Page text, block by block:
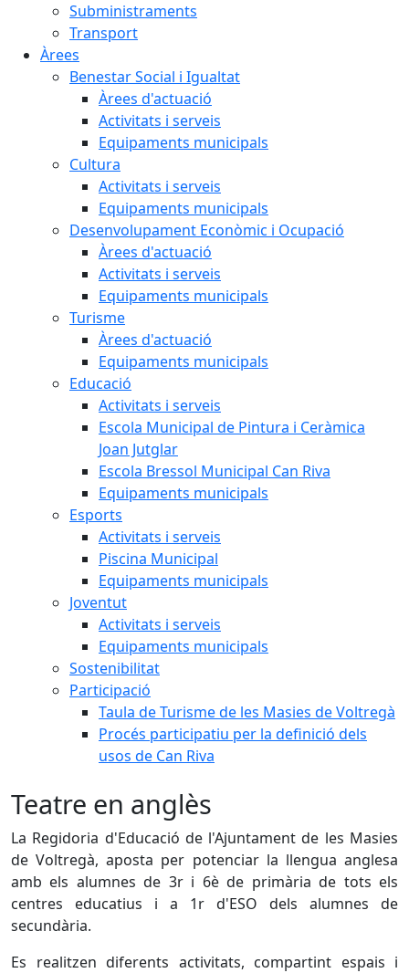
Subministraments
Transport
Àrees
Benestar Social i Igualtat
Àrees d'actuació
Activitats i serveis
Equipaments municipals
Cultura
Activitats i serveis
Equipaments municipals
Desenvolupament Econòmic i Ocupació
Àrees d'actuació
Activitats i serveis
Equipaments municipals
Turisme
Àrees d'actuació
Equipaments municipals
Educació
Activitats i serveis
Escola Municipal de Pintura i Ceràmica
Joan Jutglar
Escola Bressol Municipal Can Riva
Equipaments municipals
Esports
Activitats i serveis
Piscina Municipal
Equipaments municipals
Joventut
Activitats i serveis
Equipaments municipals
Sostenibilitat
Participació
Taula de Turisme de les Masies de Voltregà
Procés participatiu per la definició dels
usos de Can Riva
Teatre en anglès
La Regidoria d'Educació de l'Ajuntament de les Masies
de Voltregà, aposta per potenciar la llengua anglesa
amb els alumnes de 3r i 6è de primària de tots els
centres educatius i a 1r d'ESO dels alumnes de
secundària.
Es realitzen diferents activitats, compartint espais i